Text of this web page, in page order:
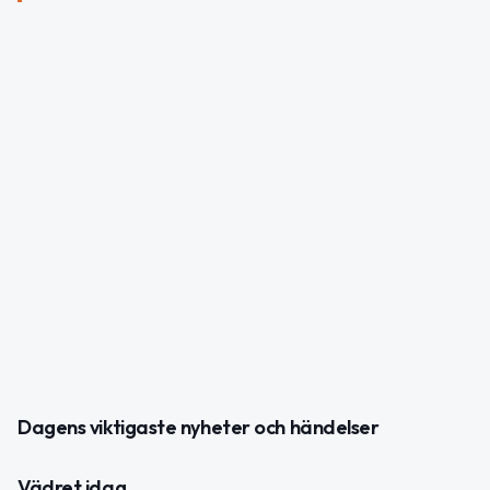
Dagens viktigaste nyheter och händelser